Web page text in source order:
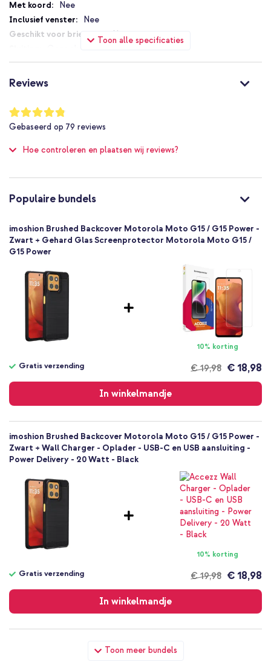
De hoes heeft een slank ontwerp en is licht van gewicht
Sluit naadloos aan op jouw toestel
Inclusief 1 jaar garantie
Ben jij op zoek naar een stijlvolle hoes voor jouw smartphone? Ga
dan voor de Brushed Backcover van imoshion!
Toon alle specificaties
Nee
Nee
Nee
Nee
Nee
Nee
8721064075446
SH00085275
Zwart
Reviews
Waardering:
96
%
of
Gebaseerd op 79 reviews
Hoe controleren en plaatsen wij reviews?
Populaire bundels
Toon meer bundels
imoshion Brushed Backcover Motorola Moto G15 / G15 Power -
Zwart + Gehard Glas Screenprotector Motorola Moto G15 /
G15 Power
10% korting
€ 19,98
Gratis verzending € 18,98
In winkelmandje
verzending
imoshion Brushed Backcover Motorola Moto G15 / G15 Power -
Zwart + Wall Charger - Oplader - USB-C en USB aansluiting -
Power Delivery - 20 Watt - Black
10% korting
€ 19,98
Gratis verzending € 18,98
In winkelmandje
verzending
imoshion Brushed Backcover Motorola Moto G15 / G15 Power -
Zwart + Geweven USB-C naar USB-C kabel 60W - 1,5 meter -